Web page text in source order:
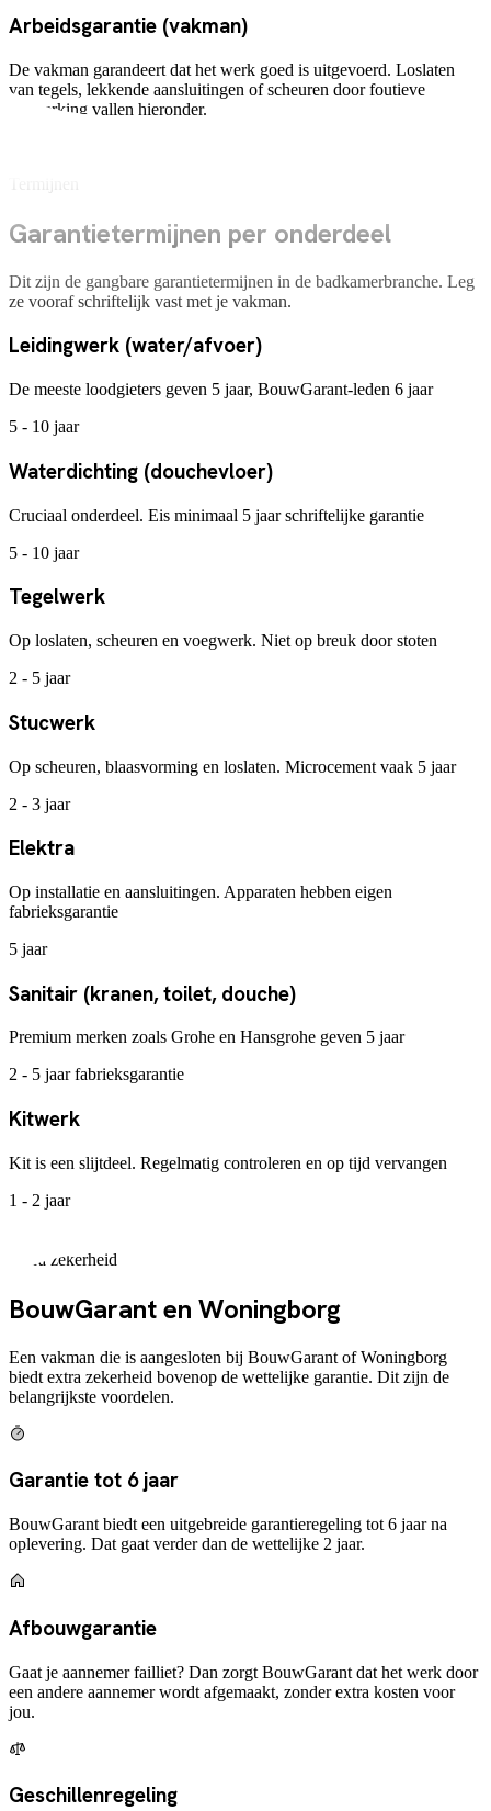
Arbeidsgarantie (vakman)
De vakman garandeert dat het werk goed is uitgevoerd. Loslaten
van tegels, lekkende aansluitingen of scheuren door foutieve
verwerking vallen hieronder.
Garantietermijnen per onderdeel
Dit zijn de gangbare garantietermijnen in de badkamerbranche. Leg
ze vooraf schriftelijk vast met je vakman.
Leidingwerk (water/afvoer)
De meeste loodgieters geven 5 jaar, BouwGarant-leden 6 jaar
5 - 10 jaar
Waterdichting (douchevloer)
Cruciaal onderdeel. Eis minimaal 5 jaar schriftelijke garantie
5 - 10 jaar
Tegelwerk
Op loslaten, scheuren en voegwerk. Niet op breuk door stoten
2 - 5 jaar
Stucwerk
Op scheuren, blaasvorming en loslaten. Microcement vaak 5 jaar
2 - 3 jaar
Elektra
Op installatie en aansluitingen. Apparaten hebben eigen
fabrieksgarantie
5 jaar
Sanitair (kranen, toilet, douche)
Premium merken zoals Grohe en Hansgrohe geven 5 jaar
2 - 5 jaar fabrieksgarantie
Kitwerk
Kit is een slijtdeel. Regelmatig controleren en op tijd vervangen
1 - 2 jaar
Extra zekerheid
BouwGarant en Woningborg
Een vakman die is aangesloten bij BouwGarant of Woningborg
biedt extra zekerheid bovenop de wettelijke garantie. Dit zijn de
belangrijkste voordelen.
Garantie tot 6 jaar
BouwGarant biedt een uitgebreide garantieregeling tot 6 jaar na
oplevering. Dat gaat verder dan de wettelijke 2 jaar.
Afbouwgarantie
Gaat je aannemer failliet? Dan zorgt BouwGarant dat het werk door
een andere aannemer wordt afgemaakt, zonder extra kosten voor
jou.
Geschillenregeling